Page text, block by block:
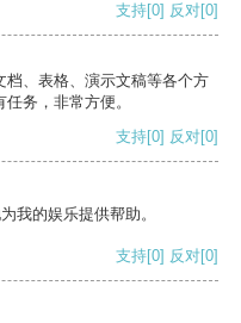
支持[0] 反对[0]
、表格、演示文稿等各个方
务，非常方便。
支持[0] 反对[0]
我的娱乐提供帮助。
支持[0] 反对[0]